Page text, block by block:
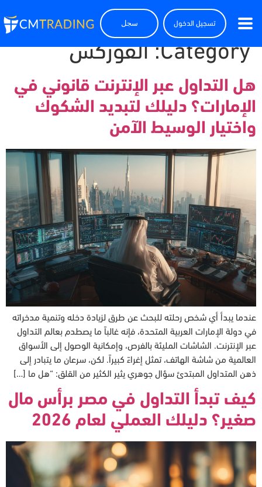
تسجيل الدخول سجل
Category: الفوركس
هل التداول عبر الإنترنت قانوني في
الإمارات؟ دليلك لتبديد الشكوك
واختيار الوسيط الآمن
عندما يبدأ أي شخص رحلته للبحث عن طرق لزيادة دخله وتنمية مدخراته
في دولة الإمارات العربية المتحدة، فإنه غالباً ما يصطدم بعالم التداول
عبر الإنترنت. الشاشات المليئة بالفرص، وإمكانية الوصول إلى الأسواق
العالمية من شاشة الهاتف، تمثل إغراءً كبيراً. لكن، سرعان ما يتبادر إلى
ذهن المتداول المبتدئ سؤال جوهري يثير الكثير من القلق: “هل ما […]
كيف تبدأ التداول في مصر برأس مال
صغير؟ دليلك العملي لعام 2026